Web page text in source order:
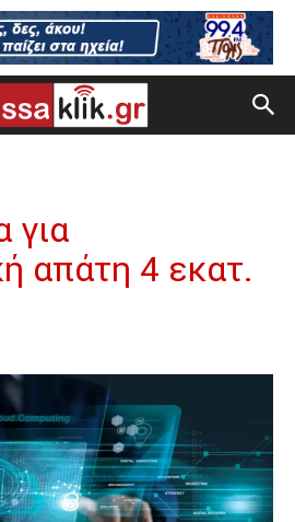
για
απάτη 4 εκατ.